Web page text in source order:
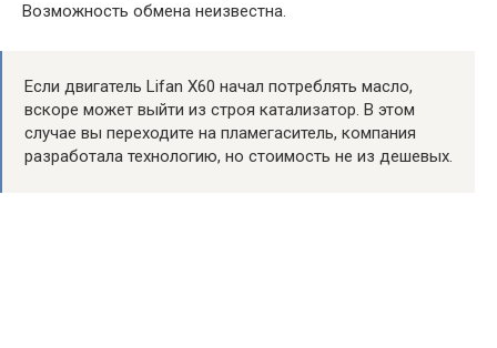
Возможность обмена неизвестна.
Если двигатель Lifan X60 начал потреблять масло,
вскоре может выйти из строя катализатор. В этом
случае вы переходите на пламегаситель, компания
разработала технологию, но стоимость не из дешевых.